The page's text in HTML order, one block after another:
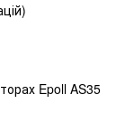
Epoll AS35